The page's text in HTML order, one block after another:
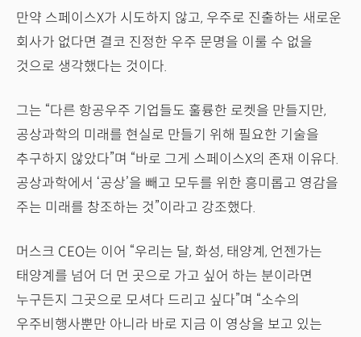
만약 스페이스X가 시도하지 않고, 우주로 진출하는 새로운
회사가 없다면 결코 진정한 우주 문명을 이룰 수 없을
것으로 생각했다는 것이다.
그는 “다른 항공우주 기업들도 훌륭한 로켓을 만들지만,
공상과학의 미래를 현실로 만들기 위해 필요한 기술을
추구하지 않았다”며 “바로 그게 스페이스X의 존재 이유다.
공상과학에서 ‘공상’을 빼고 모두를 위한 흥미롭고 영감을
주는 미래를 창조하는 것”이라고 강조했다.
머스크 CEO는 이어 “우리는 달, 화성, 태양계, 언젠가는
태양계를 넘어 더 먼 곳으로 가고 싶어 하는 분이라면
누구든지 그곳으로 모셔다 드리고 싶다”며 “소수의
우주비행사뿐만 아니라 바로 지금 이 영상을 보고 있는